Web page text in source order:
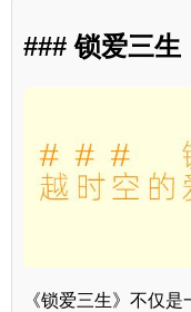
### 锁爱三生
《锁爱三生》不仅